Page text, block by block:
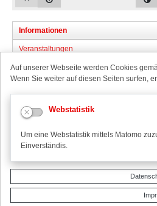
Auf unserer Webseite werden Cookies
Wenn Sie weiter auf diesen Seiten surfen,
Webstatistik
Um eine Webstatistik mittels Matomo
Einverständis.
Informationen
Veranstaltungen
Kontakt
Datenschutzhinweis
Impressum